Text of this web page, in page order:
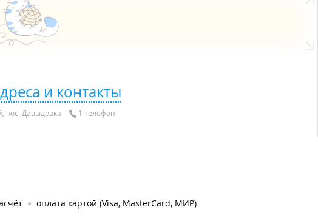
и контакты
пос. Давыдовка 1 телефон
оплата картой (Visa, MasterCard, МИР)